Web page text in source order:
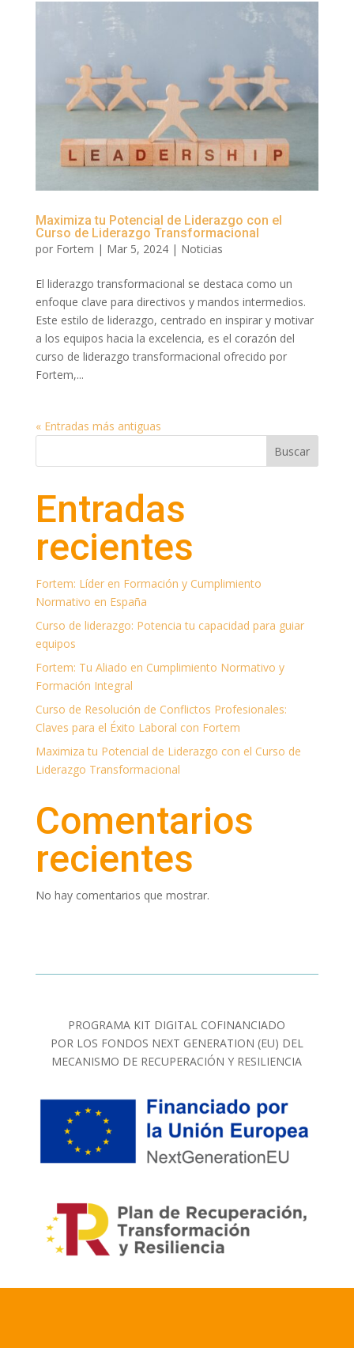
Maximiza tu Potencial de Liderazgo con el
Curso de Liderazgo Transformacional
por Fortem | Mar 5, 2024| Noticias
El liderazgo transformacional se destaca como un
enfoque clave para directivos y mandos intermedios.
Este estilo de liderazgo, centrado en inspirar y motivar
a los equipos hacia la excelencia, es el corazón del
curso de liderazgo transformacional ofrecido por
Fortem,...
« Entradas más antiguas
Buscar
Entradas
recientes
Fortem: Líder en Formación y Cumplimiento
Normativo en España
Curso de liderazgo: Potencia tu capacidad para guiar
equipos
Fortem: Tu Aliado en Cumplimiento Normativo y
Formación Integral
Curso de Resolución de Conflictos Profesionales:
Claves para el Éxito Laboral con Fortem
Maximiza tu Potencial de Liderazgo con el Curso de
Liderazgo Transformacional
Comentarios
recientes
No hay comentarios que mostrar.
PROGRAMA KIT DIGITAL COFINANCIADO
POR LOS FONDOS NEXT GENERATION (EU) DEL
MECANISMO DE RECUPERACIÓN Y RESILIENCIA